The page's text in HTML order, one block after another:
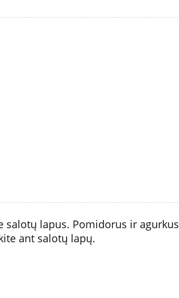
salotų lapus. Pomidorus ir agurkus
ant salotų lapų.